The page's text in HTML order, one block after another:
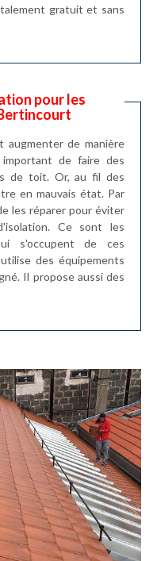
gratuit et sans
pour les
augmenter de manière
de faire des
de toit. Or, au fil des
en mauvais état. Par
les réparer pour éviter
Ce sont les
s'occupent de ces
des équipements
Il propose aussi des